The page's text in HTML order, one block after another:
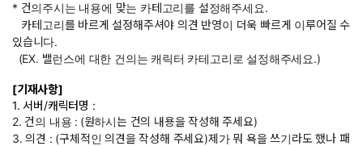
* 건의주시는 내용에 맞는 카테고리를 설정해주세요.
카테고리를 바르게 설정해주셔야 의견 반영이 더욱 빠르게 이루어질 수
있습니다.
(EX. 밸런스에 대한 건의는 캐릭터 카테고리로 설정해주세요.)
[기재사항]
1. 서버/캐릭터명 :
2. 건의 내용 : (원하시는 건의 내용을 작성해 주세요)
3. 의견 : (구체적인 의견을 작성해 주세요)제가 뭐 욕을 쓰기라도 했나 패